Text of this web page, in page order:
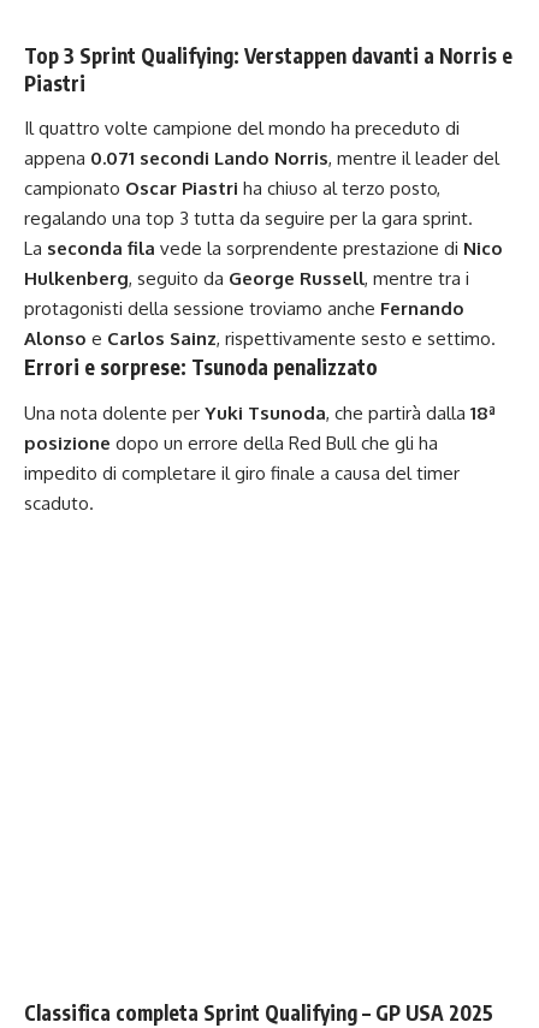
Top 3 Sprint Qualifying: Verstappen davanti a Norris e
Piastri
Il quattro volte campione del mondo ha preceduto di
appena 0.071 secondi Lando Norris, mentre il leader del
campionato Oscar Piastri ha chiuso al terzo posto,
regalando una top 3 tutta da seguire per la gara sprint.
La seconda fila vede la sorprendente prestazione di Nico
Hulkenberg, seguito da George Russell, mentre tra i
protagonisti della sessione troviamo anche Fernando
Alonso e Carlos Sainz, rispettivamente sesto e settimo.
Errori e sorprese: Tsunoda penalizzato
Una nota dolente per Yuki Tsunoda, che partirà dalla 18ª
posizione dopo un errore della Red Bull che gli ha
impedito di completare il giro finale a causa del timer
scaduto.
Classifica completa Sprint Qualifying – GP USA 2025